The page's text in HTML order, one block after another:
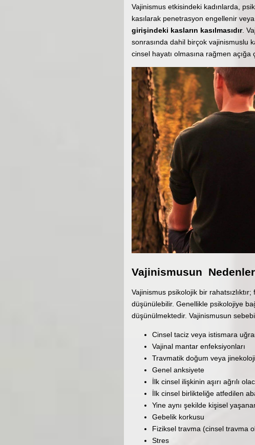
Vajinismus etkisindeki kadınlarda,
kasılarak penetrasyon engellenir
girişindeki kasların kasılmasıdır.
sonrasında dahil birçok vajinismuslu
cinsel hayatı olmasına rağmen açığa
Vajinismusun
Vajinismus psikolojik bir
düşünülebilir. Genellikle psikolojiye
düşünülmektedir. Vajinismusun
Cinsel taciz veya istismara
Vajinal mantar enfeksiyonları
Travmatik doğum veya
Genel anksiyete
İlk cinsel ilişkinin aşırı ağrılı
İlk cinsel birlikteliğe atfedilen
Yine aynı şekilde kişisel
Gebelik korkusu
Fiziksel travma (cinsel travma
Stres